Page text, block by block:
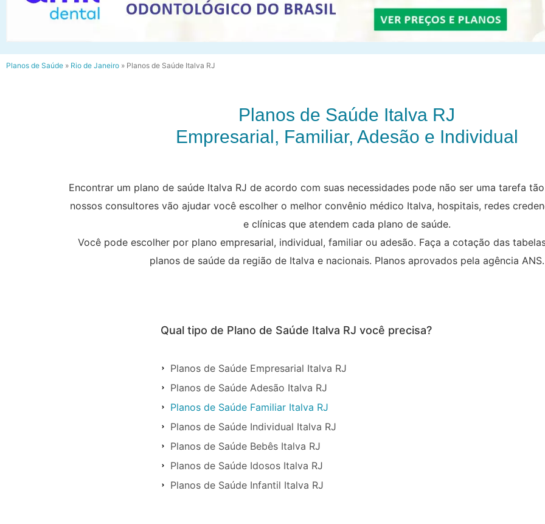
Planos de Saúde » Rio de Janeiro » Planos de Saúde Italva RJ
Planos de Saúde Italva RJ
Empresarial, Familiar, Adesão e Individual
Encontrar um plano de saúde Italva RJ de acordo com suas necessidades pode não ser uma tarefa
nossos consultores vão ajudar você escolher o melhor convênio médico Italva, hospitais, redes
e clínicas que atendem cada plano de saúde.
Você pode escolher por plano empresarial, individual, familiar ou adesão. Faça a cotação das
planos de saúde da região de Italva e nacionais. Planos aprovados pela agência ANS.
Qual tipo de Plano de Saúde Italva RJ você precisa?
Planos de Saúde Empresarial Italva RJ
Planos de Saúde Adesão Italva RJ
Planos de Saúde Familiar Italva RJ
Planos de Saúde Individual Italva RJ
Planos de Saúde Bebês Italva RJ
Planos de Saúde Idosos Italva RJ
Planos de Saúde Infantil Italva RJ